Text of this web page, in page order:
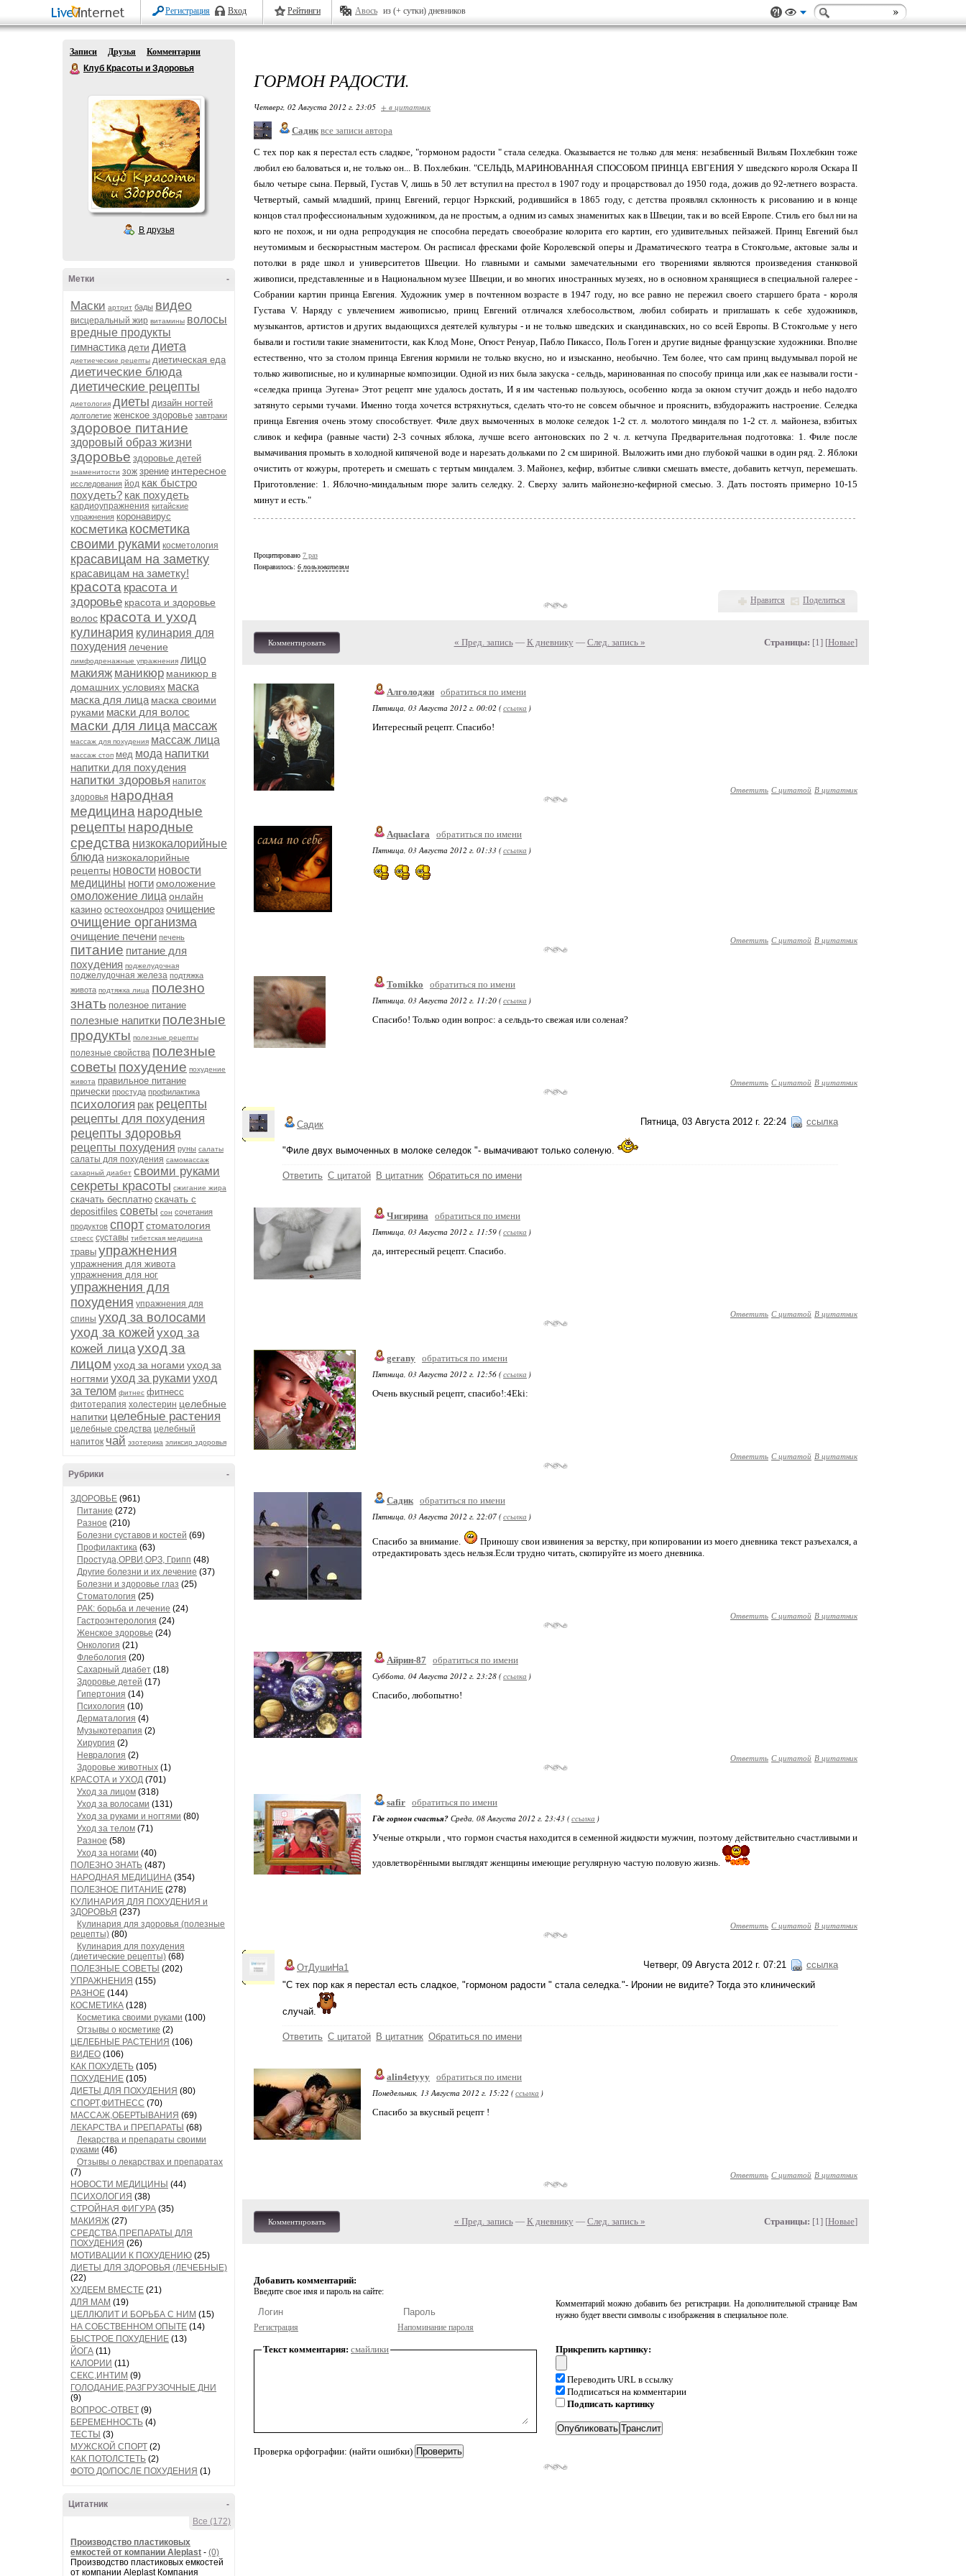
Регистрация Вход Рейтинги Авось из (+ сутки) дневников
Записи Друзья
Комментарии
Клуб Красоты и Здоровья
В друзья
-
Метки
Маски артрит бады видео
висцеральный жир витамины волосы
вредные продукты
гимнастика дети диета
диетиеческие рецепты диетическая еда
диетические блюда
диетические рецепты
диетология диеты дизайн ногтей
долголетие женское здоровье завтраки
здоровое питание
здоровый образ жизни
здоровье здоровье детей
знаменитости зож зрение интересное
исследования йод как быстро
похудеть? как похудеть
кардиоупражнения китайские
упражнения коронавирус
косметика косметика
своими руками косметология
красавицам на заметку
красавицам на заметку!
красота красота и
здоровье красота и здоровье
волос красота и уход
кулинария кулинария для
похудения лечение
лимфодренажные упражнения лицо
макияж маникюр маникюр в
домашних условиях маска
маска для лица маска своими
руками маски для волос
маски для лица массаж
массаж для похудения массаж лица
массаж стоп мед мода напитки
напитки для похудения
напитки здоровья напиток
здоровья народная
медицина народные
рецепты народные
средства низкокалорийные
блюда низкокалорийные
рецепты новости новости
медицины ногтиомоложение
омоложение лица онлайн
казино остеохондроз очищение
очищение организма
очищение печени печень
питание питание для
похудения поджелудочная
поджелудочная железа подтяжка
живота подтяжка лица полезно
знать полезное питание
полезные напитки полезные
продукты полезные рецепты
полезные свойства полезные
советы похудение похудение
живота правильное питание
прически простуда профилактика
психология рак рецепты
рецепты для похудения
рецепты здоровья
рецепты похудения руны салаты
салаты для похудения самомассаж
сахарный диабет своими руками
секреты красоты сжигание жира
скачать бесплатно скачать с
depositfiles советы сон сочетания
продуктов спортстоматология
стресс суставы тибетская медицина
травы упражнения
упражнения для живота
упражнения для ног
упражнения для
похудения упражнения для
спины уход за волосами
уход за кожей уход за
кожей лицауход за
лицом уход за ногами уход за
ногтями уход за руками уход
за телом фитнес фитнесс
фитотерапия холестерин целебные
напитки целебные растения
целебные средства целебный
напиток чай эзотерика эликсир здоровья
-
Рубрики
ЗДОРОВЬЕ (961)
Питание (272)
Разное (210)
Болезни суставов и костей (69)
Профилактика (63)
Простуда,ОРВИ,ОРЗ, Грипп (48)
Другие болезни и их лечение (37)
Болезни и здоровье глаз (25)
Стоматология (25)
РАК: борьба и лечение (24)
Гастроэнтерология (24)
Женское здоровье (24)
Онкология (21)
Флебология (20)
Сахарный диабет (18)
Здоровье детей (17)
Гипертония (14)
Психология (10)
Дерматалогия (4)
Музыкотерапия (2)
Хирургия (2)
Невралогия (2)
Здоровье животных (1)
КРАСОТА и УХОД (701)
Уход за лицом (318)
Уход за волосами (131)
Уход за руками и ногтями (80)
Уход за телом (71)
Разное (58)
Уход за ногами (40)
ПОЛЕЗНО ЗНАТЬ (487)
НАРОДНАЯ МЕДИЦИНА (354)
ПОЛЕЗНОЕ ПИТАНИЕ (278)
КУЛИНАРИЯ ДЛЯ ПОХУДЕНИЯ и
ЗДОРОВЬЯ (237)
Кулинария для здоровья (полезные
рецепты) (80)
Кулинария для похудения
(диетические рецепты) (68)
ПОЛЕЗНЫЕ СОВЕТЫ (202)
УПРАЖНЕНИЯ (155)
РАЗНОЕ (144)
КОСМЕТИКА (128)
Косметика своими руками (100)
Отзывы о косметике (2)
ЦЕЛЕБНЫЕ РАСТЕНИЯ (106)
ВИДЕО (106)
КАК ПОХУДЕТЬ (105)
ПОХУДЕНИЕ (105)
ДИЕТЫ ДЛЯ ПОХУДЕНИЯ (80)
СПОРТ,ФИТНЕСС (70)
МАССАЖ,ОБЕРТЫВАНИЯ (69)
ЛЕКАРСТВА и ПРЕПАРАТЫ (68)
Лекарства и препараты своими
руками (46)
Отзывы о лекарствах и препаратах
(7)
НОВОСТИ МЕДИЦИНЫ (44)
ПСИХОЛОГИЯ (38)
СТРОЙНАЯ ФИГУРА (35)
МАКИЯЖ (27)
СРЕДСТВА,ПРЕПАРАТЫ ДЛЯ
ПОХУДЕНИЯ (26)
МОТИВАЦИИ К ПОХУДЕНИЮ (25)
ДИЕТЫ ДЛЯ ЗДОРОВЬЯ (ЛЕЧЕБНЫЕ)
(22)
ХУДЕЕМ ВМЕСТЕ (21)
ДЛЯ МАМ (19)
ЦЕЛЛЮЛИТ И БОРЬБА С НИМ (15)
НА СОБСТВЕННОМ ОПЫТЕ (14)
БЫСТРОЕ ПОХУДЕНИЕ (13)
ЙОГА (11)
КАЛОРИИ (11)
СЕКС,ИНТИМ (9)
ГОЛОДАНИЕ,РАЗГРУЗОЧНЫЕ ДНИ
(9)
ВОПРОС-ОТВЕТ (9)
БЕРЕМЕННОСТЬ (4)
ТЕСТЫ (3)
МУЖСКОЙ СПОРТ (2)
КАК ПОТОЛСТЕТЬ (2)
ФОТО ДО/ПОСЛЕ ПОХУДЕНИЯ (1)
-
Цитатник
Все (172)
Производство пластиковых
емкостей от компании Aleplast - (0)
Производство пластиковых емкостей
от компании Aleplast Компания
ГОРМОН РАДОСТИ.
Четверг, 02 Августа 2012 г. 23:05 + в цитатник
Садик все записи автора
С тех пор как я перестал есть сладкое, "гормоном радости " стала селедка. Оказывается не только для меня: незабвенный Вильям Похлебкин тоже
любил ею баловаться и, не только он... В. Похлебкин. "СЕЛЬДЬ, МАРИНОВАННАЯ СПОСОБОМ ПРИНЦА ЕВГЕНИЯ У шведского короля Оскара II
было четыре сына. Первый, Густав V, лишь в 50 лет вступил на престол в 1907 году и процарствовал до 1950 года, дожив до 92-летнего возраста.
Четвертый, самый младший, принц Евгений, герцог Нэркский, родившийся в 1865 году, с детства проявлял склонность к рисованию и в конце
концов стал профессиональным художником, да не простым, а одним из самых знаменитых как в Швеции, так и во всей Европе. Стиль его был ни на
кого не похож, и ни одна репродукция не способна передать своеобразие колорита его картин, его удивительных пейзажей. Принц Евгений был
неутомимым и бескорыстным мастером. Он расписал фресками фойе Королевской оперы и Драматического театра в Стокгольме, актовые залы и
потолки в ряде школ и университетов Швеции. Но главными и самыми замечательными его творениями являются произведения станковой
живописи, представленные и в Национальном музее Швеции, и во многих иностранных музеях, но в основном хранящиеся в специальной галерее -
Собрании картин принца Евгения. Художник умер в почтенном возрасте в 1947 году, но все равно не пережил своего старшего брата - короля
Густава V. Наряду с увлечением живописью, принц Евгений отличался хлебосольством, любил собирать и приглашать к себе художников,
музыкантов, артистов и других выдающихся деятелей культуры - и не только шведских и скандинавских, но со всей Европы. В Стокгольме у него
бывали и гостили такие знаменитости, как Клод Моне, Огюст Ренуар, Пабло Пикассо, Поль Гоген и другие видные французские художники. Вполне
естественно, что за столом принца Евгения кормили не только вкусно, но и изысканно, необычно. Тем более, что сам принц выдумывал порой не
только живописные, но и кулинарные композиции. Одной из них была закуска - сельдь, маринованная по способу принца или ,как ее называли гости -
«селедка принца Эугена» Этот рецепт мне удалось достать, И я им частенько пользуюсь, особенно когда за окном стучит дождь и небо надолго
затянуто серыми тучами. Именно тогда хочется встряхнуться, сделать что-то не совсем обычное и прояснить, взбудоражить настроение. Селедка
принца Евгения очень этому способствует. Филе двух вымоченных в молоке селедок 1-2 ст. л. молотого миндаля по 1-2 ст. л. майонеза, взбитых
сливок и кефира (равные части) 2-3 сочных яблока, лучше всего антоновских по 2 ч. л. кетчупа Предварительная подготовка: 1. Филе после
вымачивания промыть в холодной кипяченой воде и нарезать дольками по 2 см шириной. Выложить ими дно глубокой чашки в один ряд. 2. Яблоки
очистить от кожуры, протереть и смешать с тертым миндалем. 3. Майонез, кефир, взбитые сливки смешать вместе, добавить кетчуп, перемешать.
Приготовление: 1. Яблочно-миндальным пюре залить селедку. 2. Сверху залить майонезно-кефирной смесью. 3. Дать постоять примерно 10-15
минут и есть."
Процитировано 7 раз
Понравилось: 6 пользователям
Нравится Поделиться
Комментировать « Пред. запись— К дневнику — След. запись » Страницы: [1] [Новые]
Алголоджи обратиться по имени
Пятница, 03 Августа 2012 г. 00:02 (ссылка )
Интересный рецепт. Спасибо!
Ответить С цитатой В цитатник
Aquaclara
обратиться по имени
Пятница, 03 Августа 2012 г. 01:33 (ссылка )
Ответить С цитатой В цитатник
Tomikko
обратиться по имени
Пятница, 03 Августа 2012 г. 11:20 (ссылка )
Спасибо! Только один вопрос: а сельдь-то свежая или соленая?
Ответить С цитатой В цитатник
Пятница, 03 Августа 2012 г. 22:24 ссылка
Садик
"Филе двух вымоченных в молоке селедок "- вымачивают только соленую.
Ответить С цитатой В цитатник Обратиться по имени
Чигирина
обратиться по имени
Пятница, 03 Августа 2012 г. 11:59 (ссылка )
да, интересный рецепт. Спасибо.
Ответить С цитатой В цитатник
gerany обратиться по имени
Пятница, 03 Августа 2012 г. 12:56 (ссылка )
Очень вкусный рецепт, спасибо!:4Eki:
Ответить С цитатой В цитатник
Садик обратиться по имени
Пятница, 03 Августа 2012 г. 22:07 (ссылка )
Спасибо за внимание.
Приношу свои извинения за верстку, при копировании из моего дневника текст разъехался, а
отредактировать здесь нельзя.Если трудно читать, скопируйте из моего дневника.
Ответить С цитатой В цитатник
Айрин-87
обратиться по имени
Суббота, 04 Августа 2012 г. 23:28 (ссылка )
Спасибо, любопытно!
Ответить С цитатой В цитатник
safir обратиться по имени
Где гормон счастья? Среда, 08 Августа 2012 г. 23:43 (ссылка )
Ученые открыли , что гормон счастья находится в семенной жидкости мужчин, поэтому действительно счастливыми и
удовлетворёнными выглядят женщины имеющие регулярную частую половую жизнь.
Ответить С цитатой В цитатник
Четверг, 09 Августа 2012 г. 07:21 ссылка
ОтДушиНа1
"С тех пор как я перестал есть сладкое, "гормоном радости " стала селедка."- Иронии не видите? Тогда это клинический
случай.
Ответить С цитатой В цитатник Обратиться по имени
alin4etyyy обратиться по имени
Понедельник, 13 Августа 2012 г. 15:22 (ссылка )
Спасибо за вкусный рецепт !
Ответить С цитатой В цитатник
Комментировать « Пред. запись— К дневнику — След. запись » Страницы: [1] [Новые]
Добавить комментарий:
Введите свое имя и пароль на сайте:
Регистрация Напоминание пароля
Комментарий можно добавить без регистрации. На дополнительной странице Вам
нужно будет ввести символы с изображения в специальное поле.
Текст комментария: смайлики
Проверка орфографии: (найти ошибки)
Прикрепить картинку:
Переводить URL в ссылку
Подписаться на комментарии
Подписать картинку